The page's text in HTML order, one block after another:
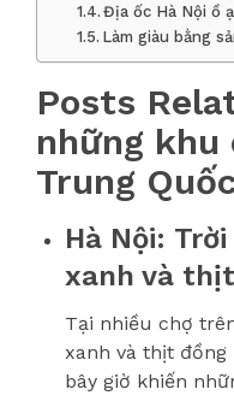
Địa ốc Hà Nội ồ
Làm giàu bằng
Posts
những khu
Trung
Hà Nội:
xanh và
Tại nhiều chợ
xanh và thịt đồng
bây giờ khiến